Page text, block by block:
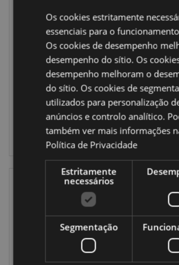
Caneca de
cerâmica forma
de Caveira Antiga
MUG217
472 em stock
INICIAR
SESSÃO
Os cookies estritamente
essenciais para o
Os cookies de desempenho
desempenho do sítio. Os
desempenho melhoram o
do sítio. Os cookies de
utilizados para personalização
anúncios e controlo analítico.
também ver mais informações
Política de Privacidade
Estritamente
necessários
Segmentação